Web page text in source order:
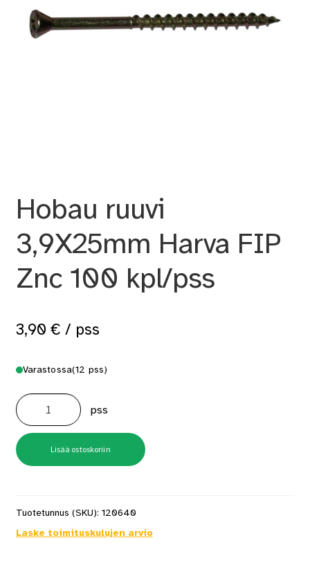
Hobau ruuvi
3,9X25mm Harva FIP
Znc 100 kpl/pss
3,90 € / pss
Varastossa(12 pss)
Hobau
ruuvi
3,9X25mm
Harva
FIP
Znc
100
kpl/pss
määrä
pss
Lisää ostoskoriin
Tuotetunnus (SKU): 120640
Laske toimituskulujen arvio